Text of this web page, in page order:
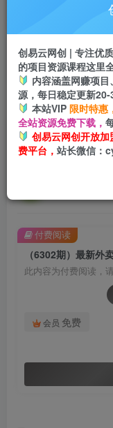
会员专属推广
挂机 项目
脚本卡密
首页 创业课程 会员
（6302期）最
少300+（仅揭秘
此内容为付费阅读，
会员 免费
付费阅读
创易云网创 | 专注优
的项目资源课程这里
内容涵盖网赚项
源，每日稳定更新20-
本站VIP 限时特惠
全站资源免费下载，
创易云网创开放
费平台， 站长微信：